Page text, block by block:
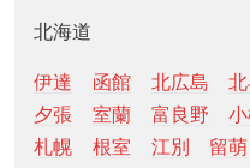
北海道
伊達 函館 北広島
夕張
室蘭 富良野
札幌
根室 江別 留萌